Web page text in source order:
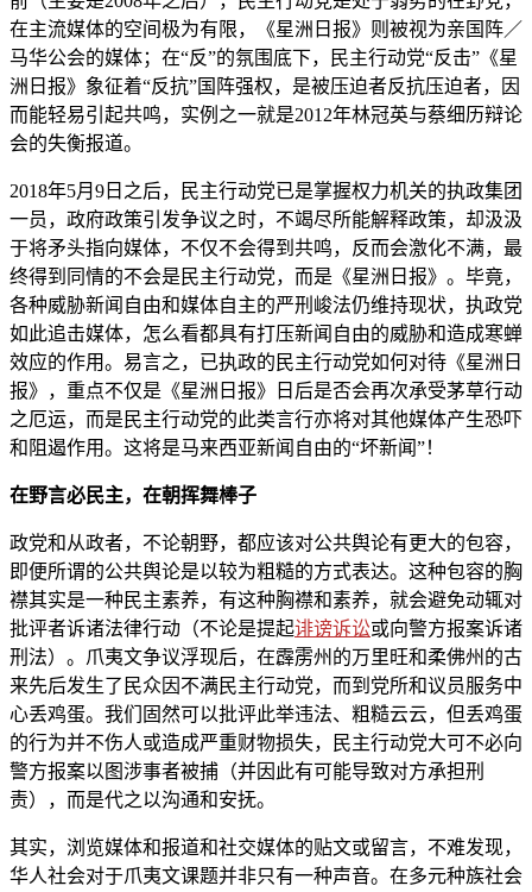
在主流媒体的空间极为有限，《星洲日报》则被视为亲国阵／
马华公会的媒体；在“反”的氛围底下，民主行动党“反击”《星
洲日报》象征着“反抗”国阵强权，是被压迫者反抗压迫者，因
而能轻易引起共鸣，实例之一就是2012年林冠英与蔡细历辩论
会的失衡报道。
2018年5月9日之后，民主行动党已是掌握权力机关的执政集团
一员，政府政策引发争议之时，不竭尽所能解释政策，却汲汲
于将矛头指向媒体，不仅不会得到共鸣，反而会激化不满，最
终得到同情的不会是民主行动党，而是《星洲日报》。毕竟，
各种威胁新闻自由和媒体自主的严刑峻法仍维持现状，执政党
如此追击媒体，怎么看都具有打压新闻自由的威胁和造成寒蝉
效应的作用。易言之，已执政的民主行动党如何对待《星洲日
报》，重点不仅是《星洲日报》日后是否会再次承受茅草行动
之厄运，而是民主行动党的此类言行亦将对其他媒体产生恐吓
和阻遏作用。这将是马来西亚新闻自由的“坏新闻”！
在野言必民主，在朝挥舞棒子
政党和从政者，不论朝野，都应该对公共舆论有更大的包容，
即便所谓的公共舆论是以较为粗糙的方式表达。这种包容的胸
襟其实是一种民主素养，有这种胸襟和素养，就会避免动辄对
批评者诉诸法律行动（不论是提起诽谤诉讼或向警方报案诉诸
刑法）。爪夷文争议浮现后，在霹雳州的万里旺和柔佛州的古
来先后发生了民众因不满民主行动党，而到党所和议员服务中
心丢鸡蛋。我们固然可以批评此举违法、粗糙云云，但丢鸡蛋
的行为并不伤人或造成严重财物损失，民主行动党大可不必向
警方报案以图涉事者被捕（并因此有可能导致对方承担刑
责），而是代之以沟通和安抚。
其实，浏览媒体和报道和社交媒体的贴文或留言，不难发现，
华人社会对于爪夷文课题并非只有一种声音。在多元种族社会